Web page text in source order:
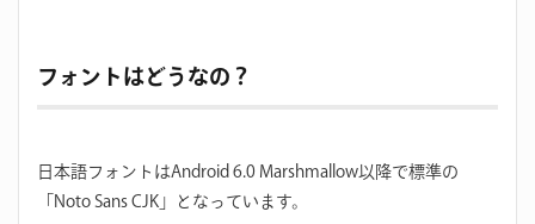
フォントはどうなの？
日本語フォントはAndroid 6.0 Marshmallow以降で標準の
「Noto Sans CJK」となっています。